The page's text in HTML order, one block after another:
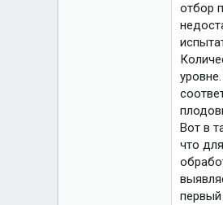
отбор
Вот в
что